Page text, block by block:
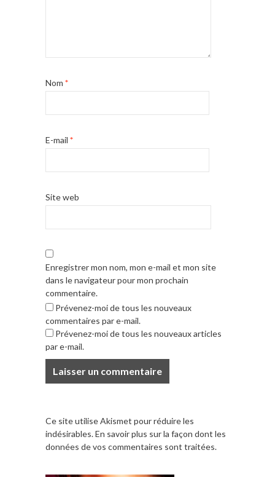
Nom *
E-mail *
Site web
Enregistrer mon nom, mon e-mail et mon site
dans le navigateur pour mon prochain
commentaire.
Prévenez-moi de tous les nouveaux
commentaires par e-mail.
Prévenez-moi de tous les nouveaux articles
par e-mail.
Ce site utilise Akismet pour réduire les
indésirables.En savoir plus sur la façon dont les
données de vos commentaires sont traitées.